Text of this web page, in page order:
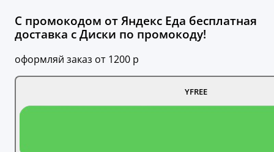
С промокодом от Яндекс Еда бесплатная
доставка с Диски по промокоду!
оформляй заказ от 1200 р
YFREE